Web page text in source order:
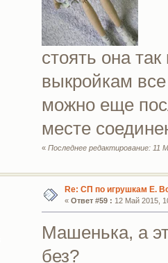
стоять она
выкройкам
можно еще
месте
«Последнее редактирование: 11
Re: СП по игрушкам Е.
« Ответ #59 : 12 Май 2015,
Машенька, а
без?